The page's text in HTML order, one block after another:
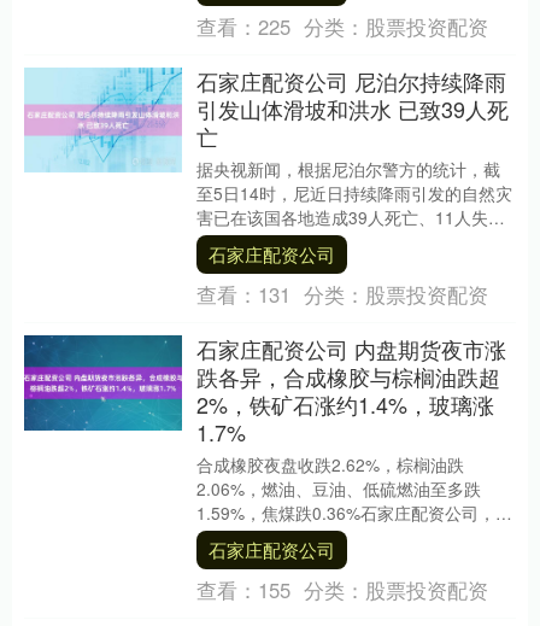
查看： 225 分类： 股票投资配资
石家庄配资公司 尼泊尔持续降雨
引发山体滑坡和洪水 已致39人死
亡
据央视新闻，根据尼泊尔警方的统计，截
至5日14时，尼近日持续降雨引发的自然灾
害已在该国各地造成39人死亡、11人失
踪，另有13人受伤。尼泊尔大部分地区自3
日起出....
石家庄配资公司
查看： 131 分类： 股票投资配资
石家庄配资公司 内盘期货夜市涨
跌各异，合成橡胶与棕榈油跌超
2%，铁矿石涨约1.4%，玻璃涨
1.7%
合成橡胶夜盘收跌2.62%，棕榈油跌
2.06%，燃油、豆油、低硫燃油至多跌
1.59%，焦煤跌0.36%石家庄配资公司，焦
炭跌0.25%。 白糖夜盘则收涨0.46....
石家庄配资公司
查看： 155 分类： 股票投资配资